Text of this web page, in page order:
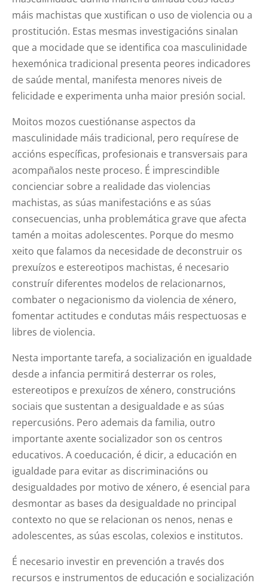
máis machistas que xustifican o uso de violencia ou a
prostitución. Estas mesmas investigacións sinalan
que a mocidade que se identifica coa masculinidade
hexemónica tradicional presenta peores indicadores
de saúde mental, manifesta menores niveis de
felicidade e experimenta unha maior presión social.
Moitos mozos cuestiónanse aspectos da
masculinidade máis tradicional, pero requírese de
accións específicas, profesionais e transversais para
acompañalos neste proceso. É imprescindible
concienciar sobre a realidade das violencias
machistas, as súas manifestacións e as súas
consecuencias, unha problemática grave que afecta
tamén a moitas adolescentes. Porque do mesmo
xeito que falamos da necesidade de deconstruir os
prexuízos e estereotipos machistas, é necesario
construír diferentes modelos de relacionarnos,
combater o negacionismo da violencia de xénero,
fomentar actitudes e condutas máis respectuosas e
libres de violencia.
Nesta importante tarefa, a socialización en igualdade
desde a infancia permitirá desterrar os roles,
estereotipos e prexuízos de xénero, construcións
sociais que sustentan a desigualdade e as súas
repercusións. Pero ademais da familia, outro
importante axente socializador son os centros
educativos. A coeducación, é dicir, a educación en
igualdade para evitar as discriminacións ou
desigualdades por motivo de xénero, é esencial para
desmontar as bases da desigualdade no principal
contexto no que se relacionan os nenos, nenas e
adolescentes, as súas escolas, colexios e institutos.
É necesario investir en prevención a través dos
recursos e instrumentos de educación e socialización